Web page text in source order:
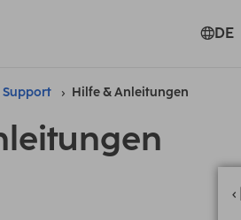
DE
Support Hilfe & Anleitungen